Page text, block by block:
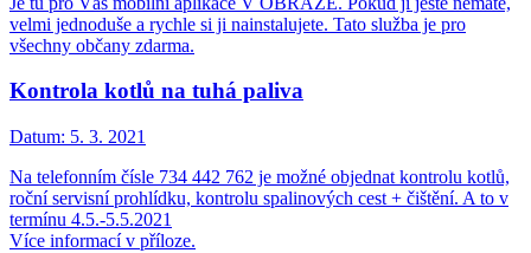
velmi jednoduše a rychle si ji nainstalujete. Tato služba je pro
všechny občany zdarma.
Kontrola kotlů na tuhá paliva
Datum: 5. 3. 2021
Na telefonní­m čísle 734 442 762 je možné objednat kontrolu kotlů,
roční­ servisní prohlí­dku, kontrolu spalinových cest + čištění­. A to v
termí­nu 4.5.-5.5.2021
Ví­ce informací v příloze.